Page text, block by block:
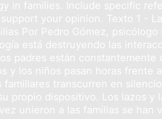
in families. Include specific
your opinion. Texto 1 -
Por Pedro Gómez, psicólogo
está destruyendo las
padres están constantemente
y los niños pasan horas frente
familiares transcurren en
propio dispositivo. Los lazos y
unieron a las familias se han